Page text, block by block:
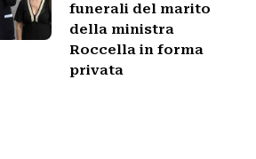
funerali del marito
della ministra
Roccella in forma
privata